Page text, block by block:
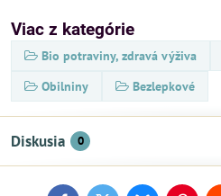
Viac z kategórie
Bio potraviny, zdravá výživa
Obilniny
Bezlepkové
Diskusia 0